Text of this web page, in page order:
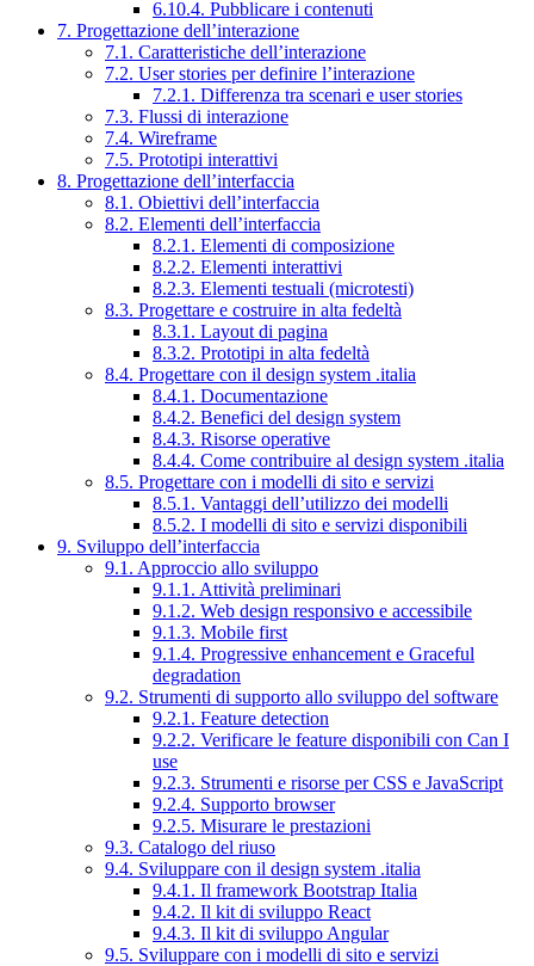
6.10.4. Pubblicare i contenuti
7. Progettazione dell’interazione
7.1. Caratteristiche dell’interazione
7.2. User stories per definire l’interazione
7.2.1. Differenza tra scenari e user stories
7.3. Flussi di interazione
7.4. Wireframe
7.5. Prototipi interattivi
8. Progettazione dell’interfaccia
8.1. Obiettivi dell’interfaccia
8.2. Elementi dell’interfaccia
8.2.1. Elementi di composizione
8.2.2. Elementi interattivi
8.2.3. Elementi testuali (microtesti)
8.3. Progettare e costruire in alta fedeltà
8.3.1. Layout di pagina
8.3.2. Prototipi in alta fedeltà
8.4. Progettare con il design system .italia
8.4.1. Documentazione
8.4.2. Benefici del design system
8.4.3. Risorse operative
8.4.4. Come contribuire al design system .italia
8.5. Progettare con i modelli di sito e servizi
8.5.1. Vantaggi dell’utilizzo dei modelli
8.5.2. I modelli di sito e servizi disponibili
9. Sviluppo dell’interfaccia
9.1. Approccio allo sviluppo
9.1.1. Attività preliminari
9.1.2. Web design responsivo e accessibile
9.1.3. Mobile first
9.1.4. Progressive enhancement e Graceful
degradation
9.2. Strumenti di supporto allo sviluppo del software
9.2.1. Feature detection
9.2.2. Verificare le feature disponibili con Can I
use
9.2.3. Strumenti e risorse per CSS e JavaScript
9.2.4. Supporto browser
9.2.5. Misurare le prestazioni
9.3. Catalogo del riuso
9.4. Sviluppare con il design system .italia
9.4.1. Il framework Bootstrap Italia
9.4.2. Il kit di sviluppo React
9.4.3. Il kit di sviluppo Angular
9.5. Sviluppare con i modelli di sito e servizi